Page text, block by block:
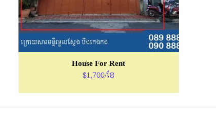
House For Rent
$1,700/ខែ